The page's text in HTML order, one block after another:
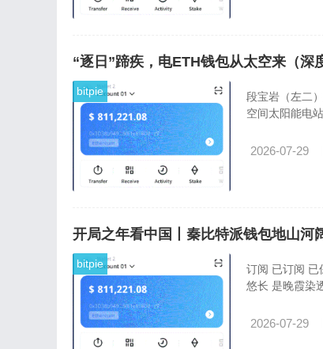
“逐日”蹄疾，电ETH钱包从太空来（深
bitpie
段宝岩（左二
空间太阳能电
2026-07-29
开局之年看中国丨秦比特派钱包地山河
bitpie
订阅 已订阅 已
悠长 是晚霞染
2026-07-29